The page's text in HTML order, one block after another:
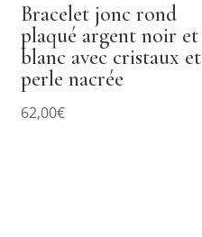
Bracelet jonc rond
plaqué argent noir et
blanc avec cristaux et
perle nacrée
62,00€